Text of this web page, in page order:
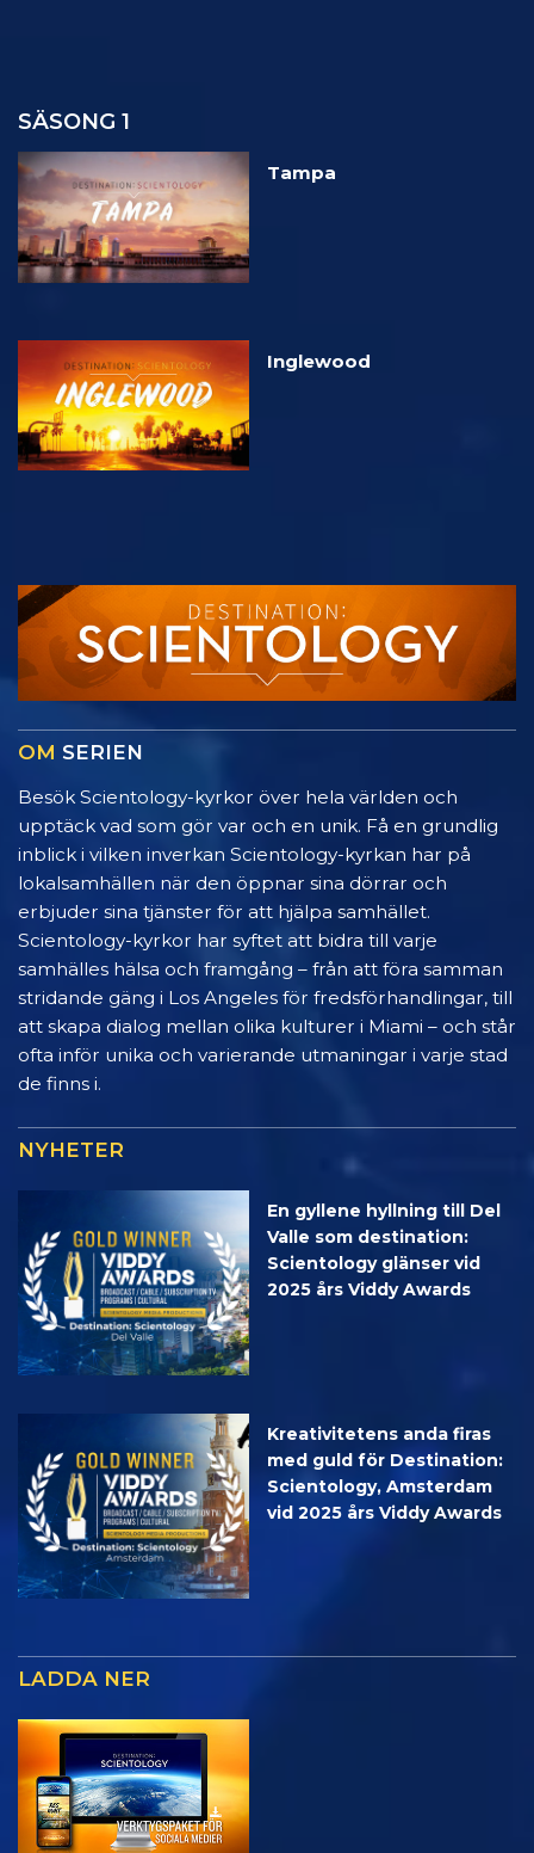
SÄSONG 1
Tampa
Inglewood
OM SERIEN
Besök Scientology-kyrkor över hela världen och
upptäck vad som gör var och en unik. Få en grundlig
inblick i vilken inverkan Scientology-kyrkan har på
lokalsamhällen när den öppnar sina dörrar och
erbjuder sina tjänster för att hjälpa samhället.
Scientology-kyrkor har syftet att bidra till varje
samhälles hälsa och framgång – från att föra samman
stridande gäng i Los Angeles för fredsförhandlingar, till
att skapa dialog mellan olika kulturer i Miami – och står
ofta inför unika och varierande utmaningar i varje stad
de finns i.
NYHETER
En gyllene hyllning till Del
Valle som destination:
Scientology glänser vid
2025 års Viddy Awards
Kreativitetens anda firas
med guld för Destination:
Scientology, Amsterdam
vid 2025 års Viddy Awards
LADDA NER